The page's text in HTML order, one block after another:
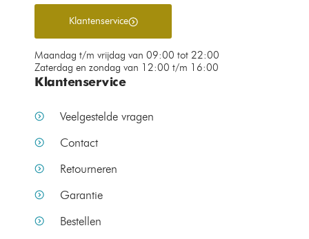
Klantenservice
Maandag t/m vrijdag van 09:00 tot 22:00
Zaterdag en zondag van 12:00 t/m 16:00
Klantenservice
Veelgestelde vragen
Contact
Retourneren
Garantie
Bestellen